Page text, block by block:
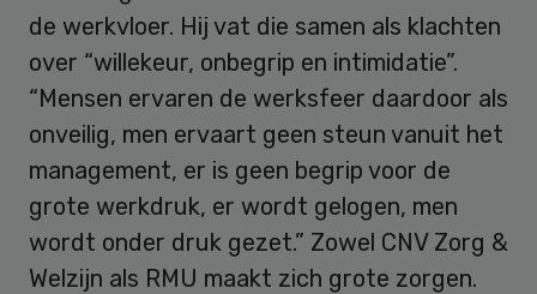
de werkvloer. Hij vat die samen als klachten
over “willekeur, onbegrip en intimidatie”.
“Mensen ervaren de werksfeer daardoor als
onveilig, men ervaart geen steun vanuit het
management, er is geen begrip voor de
grote werkdruk, er wordt gelogen, men
wordt onder druk gezet.” Zowel CNV Zorg &
Welzijn als RMU maakt zich grote zorgen.